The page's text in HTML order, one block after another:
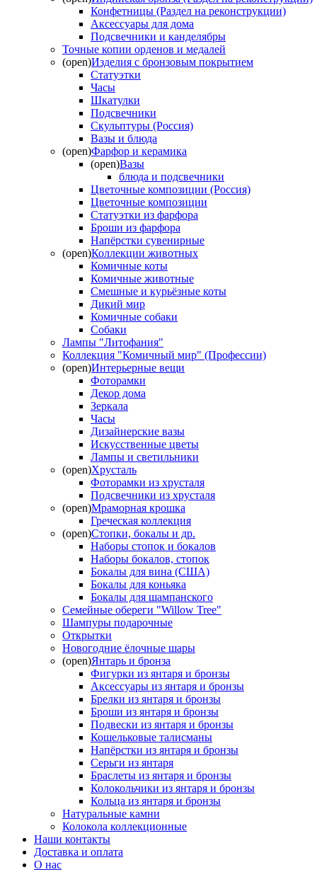
Конфетницы (Раздел на реконструкции)
Аксессуары для дома
Подсвечники и канделябры
Точные копии орденов и медалей
(open)Изделия с бронзовым покрытием
Статуэтки
Часы
Шкатулки
Подсвечники
Скульптуры (Россия)
Вазы и блюда
(open)Фарфор и керамика
(open)Вазы
блюда и подсвечники
Цветочные композиции (Россия)
Цветочные композиции
Статуэтки из фарфора
Броши из фарфора
Напёрстки сувенирные
(open)Коллекции животных
Комичные коты
Комичные животные
Смешные и курьёзные коты
Дикий мир
Комичные собаки
Собаки
Лампы "Литофания"
Коллекция "Комичный мир" (Профессии)
(open)Интерьерные вещи
Фоторамки
Декор дома
Зеркала
Часы
Дизайнерские вазы
Искусственные цветы
Лампы и светильники
(open)Хрусталь
Фоторамки из хрусталя
Подсвечники из хрусталя
(open)Мраморная крошка
Греческая коллекция
(open)Стопки, бокалы и др.
Наборы стопок и бокалов
Наборы бокалов, стопок
Бокалы для вина (США)
Бокалы для коньяка
Бокалы для шампанского
Семейные обереги "Willow Tree"
Шампуры подарочные
Открытки
Новогодние ёлочные шары
(open)Янтарь и бронза
Фигурки из янтаря и бронзы
Аксессуары из янтаря и бронзы
Брелки из янтаря и бронзы
Броши из янтаря и бронзы
Подвески из янтаря и бронзы
Кошельковые талисманы
Напёрстки из янтаря и бронзы
Серьги из янтаря
Браслеты из янтаря и бронзы
Колокольчики из янтаря и бронзы
Кольца из янтаря и бронзы
Натуральные камни
Колокола коллекционные
Наши контакты
Доставка и оплата
О нас